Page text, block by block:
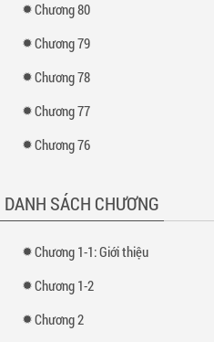
Chương 80
Chương 79
Chương 78
Chương 77
Chương 76
DANH SÁCH CHƯƠNG
Chương 1-1: Giới thiệu
Chương 1-2
Chương 2